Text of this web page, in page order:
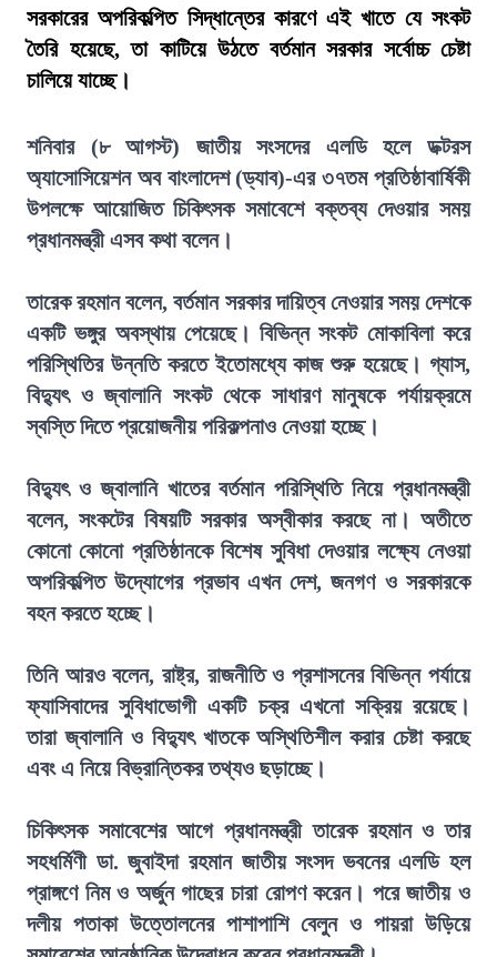
সরকারের অপরিকল্পিত সিদ্ধান্তের কারণে এই খাতে যে সংকট
তৈরি হয়েছে, তা কাটিয়ে উঠতে বর্তমান সরকার সর্বোচ্চ চেষ্টা
চালিয়ে যাচ্ছে।
শনিবার (৮ আগস্ট) জাতীয় সংসদের এলডি হলে ডক্টরস
অ্যাসোসিয়েশন অব বাংলাদেশ (ড্যাব)-এর ৩৭তম প্রতিষ্ঠাবার্ষিকী
উপলক্ষে আয়োজিত চিকিৎসক সমাবেশে বক্তব্য দেওয়ার সময়
প্রধানমন্ত্রী এসব কথা বলেন।
তারেক রহমান বলেন, বর্তমান সরকার দায়িত্ব নেওয়ার সময় দেশকে
একটি ভঙ্গুর অবস্থায় পেয়েছে। বিভিন্ন সংকট মোকাবিলা করে
পরিস্থিতির উন্নতি করতে ইতোমধ্যে কাজ শুরু হয়েছে। গ্যাস,
বিদ্যুৎ ও জ্বালানি সংকট থেকে সাধারণ মানুষকে পর্যায়ক্রমে
স্বস্তি দিতে প্রয়োজনীয় পরিকল্পনাও নেওয়া হচ্ছে।
বিদ্যুৎ ও জ্বালানি খাতের বর্তমান পরিস্থিতি নিয়ে প্রধানমন্ত্রী
বলেন, সংকটের বিষয়টি সরকার অস্বীকার করছে না। অতীতে
কোনো কোনো প্রতিষ্ঠানকে বিশেষ সুবিধা দেওয়ার লক্ষ্যে নেওয়া
অপরিকল্পিত উদ্যোগের প্রভাব এখন দেশ, জনগণ ও সরকারকে
বহন করতে হচ্ছে।
তিনি আরও বলেন, রাষ্ট্র, রাজনীতি ও প্রশাসনের বিভিন্ন পর্যায়ে
ফ্যাসিবাদের সুবিধাভোগী একটি চক্র এখনো সক্রিয় রয়েছে।
তারা জ্বালানি ও বিদ্যুৎ খাতকে অস্থিতিশীল করার চেষ্টা করছে
এবং এ নিয়ে বিভ্রান্তিকর তথ্যও ছড়াচ্ছে।
চিকিৎসক সমাবেশের আগে প্রধানমন্ত্রী তারেক রহমান ও তার
সহধর্মিণী ডা. জুবাইদা রহমান জাতীয় সংসদ ভবনের এলডি হল
প্রাঙ্গণে নিম ও অর্জুন গাছের চারা রোপণ করেন। পরে জাতীয় ও
দলীয় পতাকা উত্তোলনের পাশাপাশি বেলুন ও পায়রা উড়িয়ে